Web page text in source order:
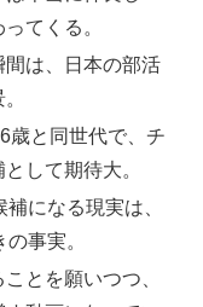
てくる。
間は、日本の部活
歳と同世代で、チ
して期待大。
になる現実は、
事実。
とを願いつつ、